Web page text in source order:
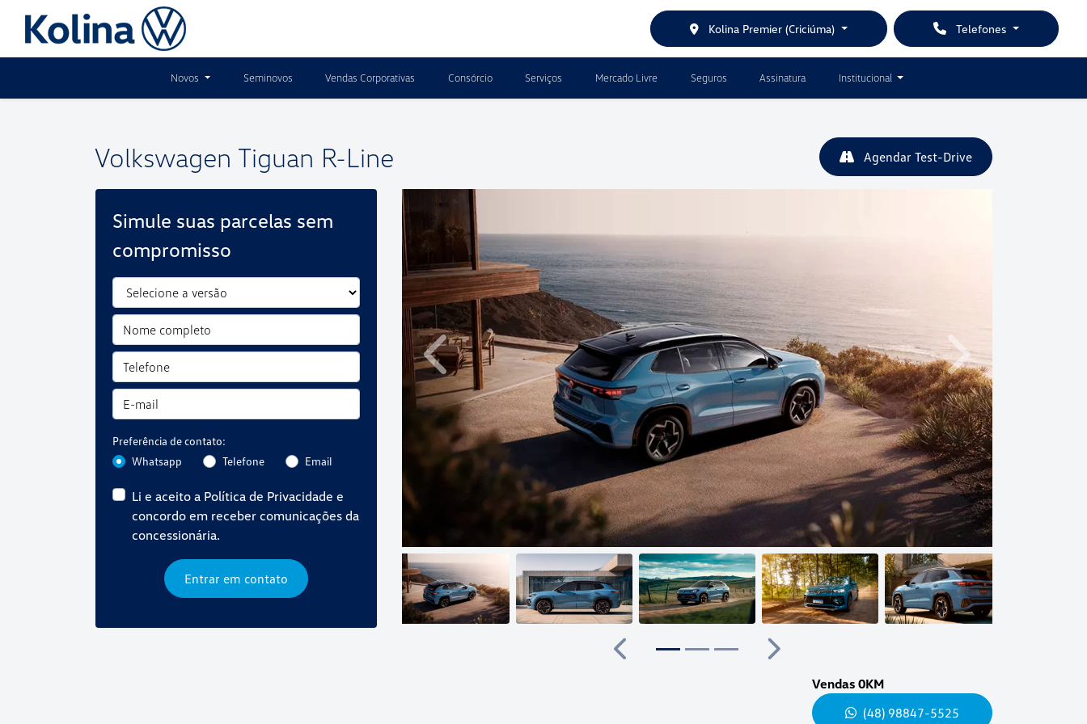
Telefones
Kolina Premier (Criciúma)
Novos Seminovos Vendas Corporativas Consórcio Serviços Mercado Livre Seguros Assinatura Institucional
Volkswagen Tiguan R-Line Agendar Test-Drive
Simule suas parcelas sem
compromisso
Preferência de contato:
Whatsapp
Telefone Email
Li e aceito a Política de Privacidade e
concordo em receber comunicações da
concessionária.
Entrar em contato
Anterior Próximo
Anterior
Próximo
Vendas 0KM
(48) 98847-5525